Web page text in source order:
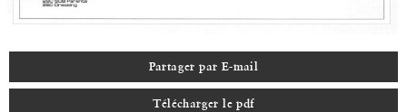
Partager par E-mail
Télécharger le pdf